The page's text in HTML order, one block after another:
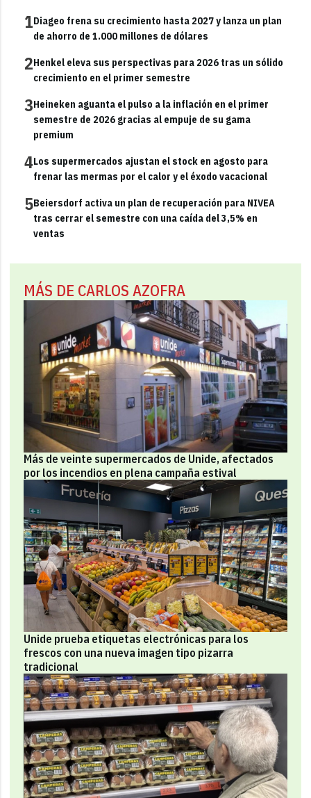
1Diageo frena su crecimiento hasta 2027 y lanza un plan
de ahorro de 1.000 millones de dólares
2Henkel eleva sus perspectivas para 2026 tras un sólido
crecimiento en el primer semestre
3Heineken aguanta el pulso a la inflación en el primer
semestre de 2026 gracias al empuje de su gama
premium
4Los supermercados ajustan el stock en agosto para
frenar las mermas por el calor y el éxodo vacacional
5Beiersdorf activa un plan de recuperación para NIVEA
tras cerrar el semestre con una caída del 3,5% en
ventas
MÁS DE CARLOS AZOFRA
Más de veinte supermercados de Unide, afectados
por los incendios en plena campaña estival
Unide prueba etiquetas electrónicas para los
frescos con una nueva imagen tipo pizarra
tradicional